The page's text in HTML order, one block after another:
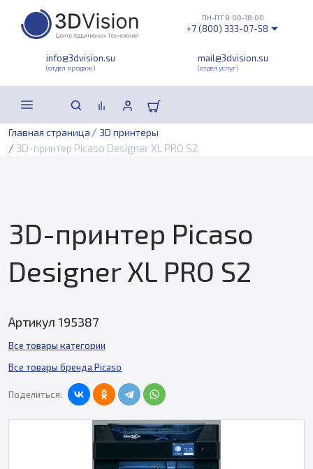
info@3dvision.su
(отдел продаж)
mail@3dvision.su
(отдел услуг)
ПН-ПТ 9:00-18:00
+7 (800) 333-07-58
Главная страница / 3D принтеры
/ 3D-принтер Picaso Designer XL PRO S2
3D-принтер Picaso
Designer XL PRO S2
Артикул 195387
Все товары категории
Все товары бренда Picaso
Поделиться: